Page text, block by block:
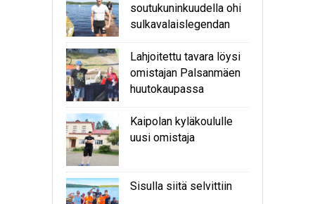
soutukuninkuudella ohi
sulkavalaislegendan
Lahjoitettu tavara löysi
omistajan Palsanmäen
huutokaupassa
Kaipolan kyläkoululle
uusi omistaja
Sisulla siitä selvittiin